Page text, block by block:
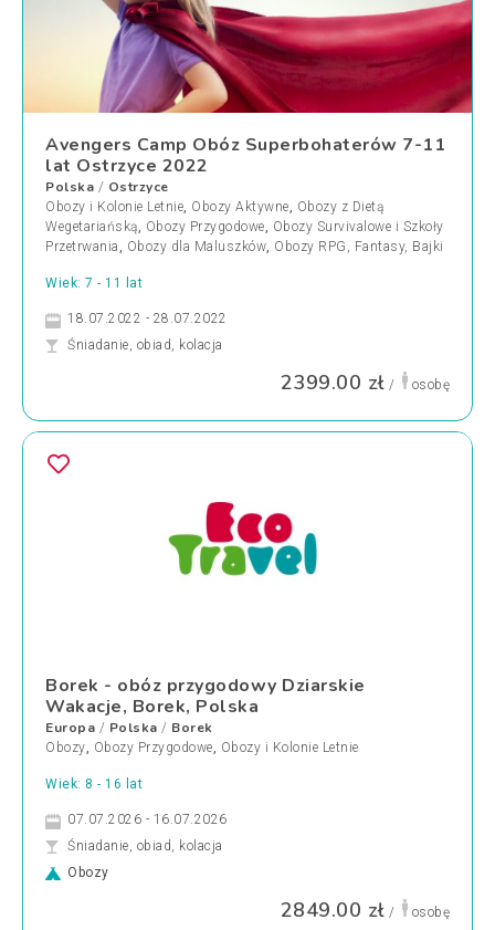
Avengers Camp Obóz Superbohaterów 7-11
lat Ostrzyce 2022
Polska / Ostrzyce
Obozy i Kolonie Letnie, Obozy Aktywne, Obozy z Dietą
Wegetariańską, Obozy Przygodowe, Obozy Survivalowe i Szkoły
Przetrwania , Obozy dla Maluszków, Obozy RPG, Fantasy, Bajki
Wiek: 7 - 11 lat
18.07.2022 - 28.07.2022
Śniadanie, obiad, kolacja
2399.00 zł / osobę
Borek - obóz przygodowy Dziarskie
Wakacje, Borek, Polska
Europa / Polska / Borek
Obozy, Obozy Przygodowe, Obozy i Kolonie Letnie
Wiek: 8 - 16 lat
07.07.2026 - 16.07.2026
Śniadanie, obiad, kolacja
Obozy
2849.00 zł / osobę